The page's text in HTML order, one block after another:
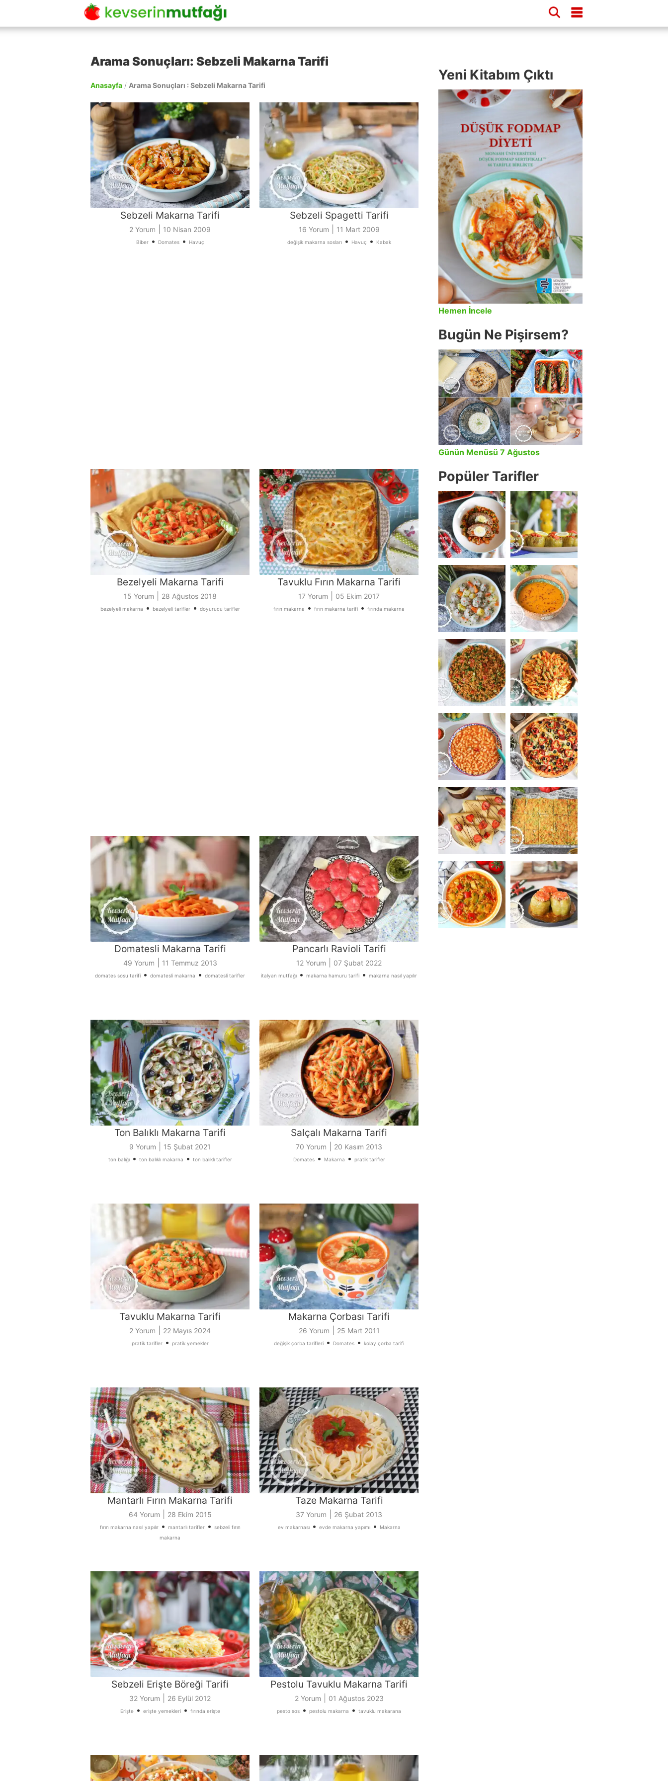
Arama Sonuçları: Sebzeli Makarna Tarifi
Anasayfa / Arama Sonuçları : Sebzeli Makarna Tarifi
Sebzeli Makarna Tarifi
2 Yorum 10 Nisan 2009
Biber• Domates• Havuç
Sebzeli Spagetti Tarifi
16 Yorum 11 Mart 2009
değişik makarna sosları• Havuç • Kabak
Bezelyeli Makarna Tarifi
15 Yorum 28 Ağustos 2018
bezelyeli makarna • bezelyeli tarifler• doyurucu tarifler
Tavuklu Fırın Makarna Tarifi
17 Yorum 05 Ekim 2017
fırın makarna • fırın makarna tarifi • fırında makarna
Domatesli Makarna Tarifi
49 Yorum 11 Temmuz 2013
domates sosu tarifi • domatesli makarna • domatesli tarifler
Pancarlı Ravioli Tarifi
12 Yorum 07 Şubat 2022
italyan mutfağı • makarna hamuru tarifi • makarna nasıl yapılır
Ton Balıklı Makarna Tarifi
9 Yorum 15 Şubat 2021
ton balığı• ton balıklı makarna • ton balıklı tarifler
Salçalı Makarna Tarifi
70 Yorum 20 Kasım 2013
Domates• Makarna • pratik tarifler
Tavuklu Makarna Tarifi
2 Yorum 22 Mayıs 2024
pratik tarifler• pratik yemekler
Makarna Çorbası Tarifi
26 Yorum 25 Mart 2011
değişik çorba tarifleri • Domates • kolay çorba tarifi
Mantarlı Fırın Makarna Tarifi
64 Yorum 28 Ekim 2015
fırın makarna nasıl yapılır• mantarlı tarifler•
sebzeli fırın
makarna
Taze Makarna Tarifi
37 Yorum 26 Şubat 2013
ev makarnası• evde makarna yapımı• Makarna
Sebzeli Erişte Böreği Tarifi
32 Yorum 26 Eylül 2012
Erişte• erişte yemekleri• fırında erişte
Pestolu Tavuklu Makarna Tarifi
2 Yorum 01 Ağustos 2023
pesto sos • pestolu makarna • tavuklu makarana
Yeni Kitabım Çıktı
Hemen İncele
Bugün Ne Pişirsem?
Günün Menüsü 7 Ağustos
Popüler Tarifler